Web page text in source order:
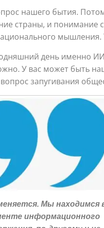
нашего бытия.
страны, и понимание
мышления.
день именно ИИ
У вас может быть
запугивания
Мы находимся
информационного